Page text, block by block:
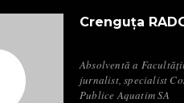
Crenguța
Absolventă a
jurnalist, specialist
Publice Aquatim SA